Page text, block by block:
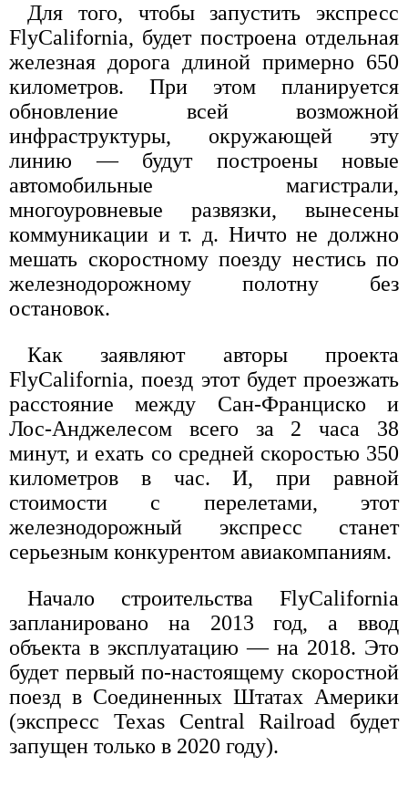
Для того, чтобы запустить экспресс
FlyCalifornia, будет построена отдельная
железная дорога длиной примерно 650
километров. При этом планируется
обновление всей возможной
инфраструктуры, окружающей эту
линию — будут построены новые
автомобильные магистрали,
многоуровневые развязки, вынесены
коммуникации и т. д. Ничто не должно
мешать скоростному поезду нестись по
железнодорожному полотну без
остановок.
Как заявляют авторы проекта
FlyCalifornia, поезд этот будет проезжать
расстояние между Сан-Франциско и
Лос-Анджелесом всего за 2 часа 38
минут, и ехать со средней скоростью 350
километров в час. И, при равной
стоимости с перелетами, этот
железнодорожный экспресс станет
серьезным конкурентом авиакомпаниям.
Начало строительства FlyCalifornia
запланировано на 2013 год, а ввод
объекта в эксплуатацию — на 2018. Это
будет первый по-настоящему скоростной
поезд в Соединенных Штатах Америки
(экспресс Texas Central Railroad будет
запущен только в 2020 году).